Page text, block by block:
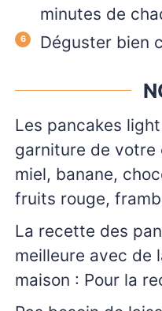
minutes de
Déguster bien
Les pancakes
garniture de votre
miel, banane,
fruits rouge,
La recette des
meilleure avec de
maison : Pour la